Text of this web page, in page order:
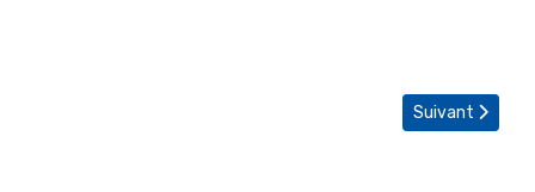
Article suivant
Suivant